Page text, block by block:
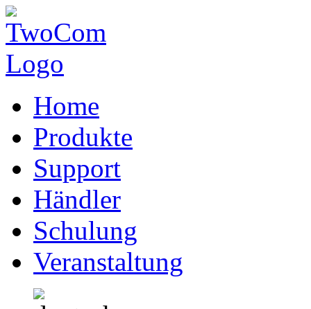
Home
Produkte
Support
Händler
Schulung
Veranstaltung